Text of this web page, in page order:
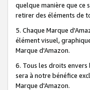
quelque manière que ce
retirer des éléments de
5. Chaque Marque
élément visuel,
Marque d'Amazon.
6. Tous les droits
sera à notre bénéfice
Marque d'Amazon.